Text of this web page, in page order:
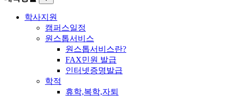
학사지원
캠퍼스일정
원스톱서비스
원스톱서비스란?
FAX민원 발급
인터넷증명발급
학적
휴학,복학,자퇴